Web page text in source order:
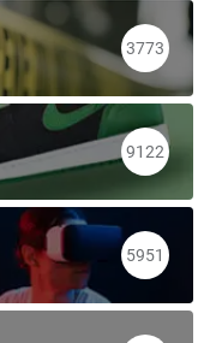
3773
9122
5951